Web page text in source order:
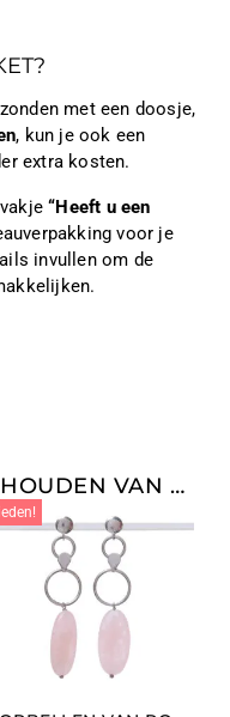
met een doosje,
, kun je ook een
extra kosten.
“Heeft u een
voor je
invullen om de
VAN …